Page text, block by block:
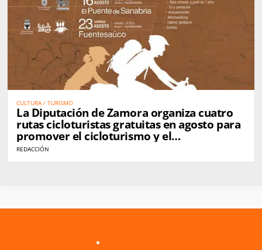
CULTURA / TURISMO
La Diputación de Zamora organiza cuatro
rutas cicloturistas gratuitas en agosto para
promover el cicloturismo y el
envejecimiento activo
REDACCIÓN